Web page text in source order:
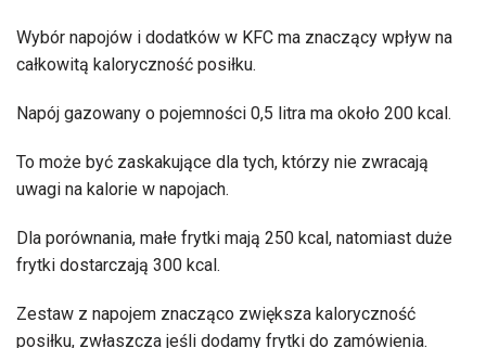
Wybór napojów i dodatków w KFC ma znaczący wpływ na
całkowitą kaloryczność posiłku.
Napój gazowany o pojemności 0,5 litra ma około 200 kcal.
To może być zaskakujące dla tych, którzy nie zwracają
uwagi na kalorie w napojach.
Dla porównania, małe frytki mają 250 kcal, natomiast duże
frytki dostarczają 300 kcal.
Zestaw z napojem znacząco zwiększa kaloryczność
posiłku, zwłaszcza jeśli dodamy frytki do zamówienia.